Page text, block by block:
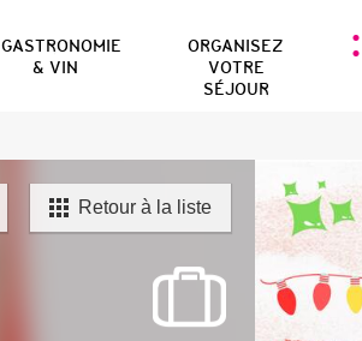
GASTRONOMIE
& VIN
ORGANISEZ
VOTRE
SÉJOUR
Retour à la liste